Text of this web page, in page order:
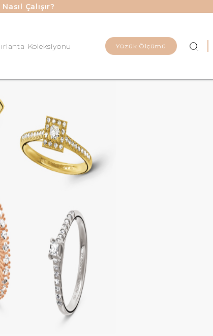
Çalışır?
Kırmızı Altın
Koleksiyonu
Özel Lab-Grown Yarımtur Yüzük
Özel Pırlanta Tamtur Yüzük
Özel Pırlanta Tektaş Yüzük
Özel Pırlanta Yarımtur Yüzük
Tektaş Kolye
Tektaş Küpe
Setler
Yüzük Ölçümü